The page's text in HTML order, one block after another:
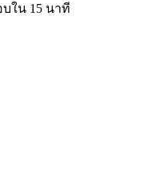
บใน 15 นาที